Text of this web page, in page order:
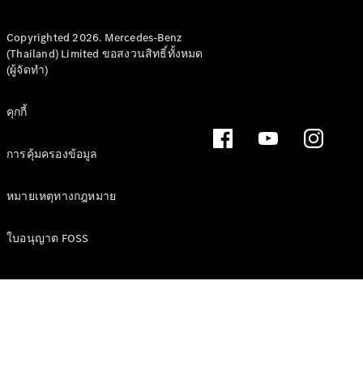
Defining
2026
Copyrighted 2026. Mercedes-Benz
(Thailand) Limited ขอสงวนสิทธิ์ทั้งหมด
(ผู้จัดทำ)
คุกกี้
การคุ้มครองข้อมูล
หมายเหตุทางกฎหมาย
ใบอนุญาต FOSS